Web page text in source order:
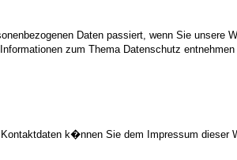
Daten passiert, wenn Sie unsere
zum Thema Datenschutz
k�nnen Sie dem Impressum dieser